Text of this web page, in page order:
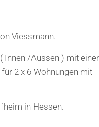
Viessmann.
Innen /Aussen ) mit
2 x 6 Wohnungen mit
in Hessen.